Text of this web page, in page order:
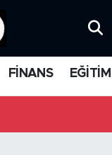
FİNANS EĞİTİM